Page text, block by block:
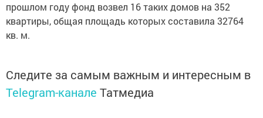
прошлом году фонд возвел 16 таких домов на 352
квартиры, общая площадь которых составила 32764
кв. м.
Следите за самым важным и интересным в
Telegram-канале Татмедиа